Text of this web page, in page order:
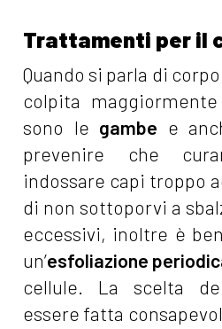
Trattamenti per il
Quando si parla di
colpita
sono le gambe e
prevenire che
indossare capi troppo
di non sottoporvi a
eccessivi, inoltre è
un’esfoliazione
cellule. La scelta
essere fatta